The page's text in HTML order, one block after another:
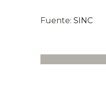
Fuente: SINC